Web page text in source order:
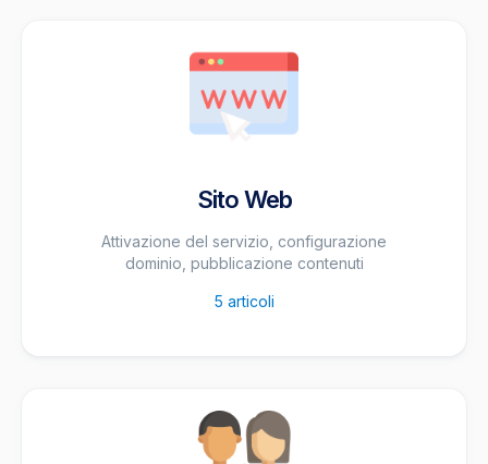
Sito Web
Attivazione del servizio, configurazione
dominio, pubblicazione contenuti
5 articoli